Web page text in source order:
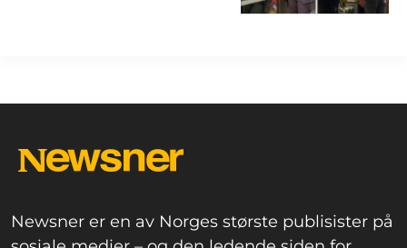
Newsner er en av Norges største publisister på